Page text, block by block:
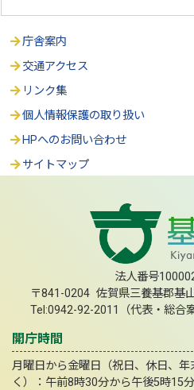
庁舎案内
交通アクセス
リンク集
個人情報保護の取り扱い
HPへのお問い合わせ
サイトマップ
法人番号
〒841-0204 佐賀県三養基郡基
Tel:0942-92-2011（代表・総
開庁時間
月曜日から金曜日（祝日、休日、
く）：午前8時30分から午後5時15